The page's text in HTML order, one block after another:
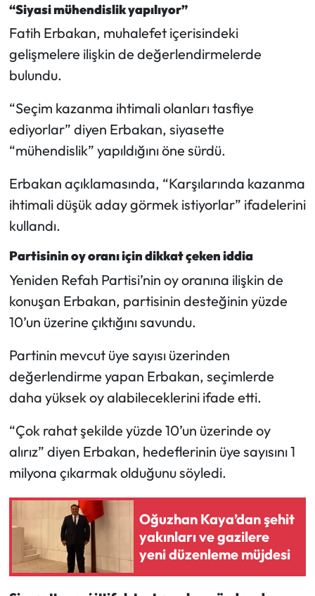
“Siyasi mühendislik yapılıyor”
Fatih Erbakan, muhalefet içerisindeki
gelişmelere ilişkin de değerlendirmelerde
bulundu.
“Seçim kazanma ihtimali olanları tasfiye
ediyorlar” diyen Erbakan, siyasette
“mühendislik” yapıldığını öne sürdü.
Erbakan açıklamasında, “Karşılarında kazanma
ihtimali düşük aday görmek istiyorlar” ifadelerini
kullandı.
Partisinin oy oranı için dikkat çeken iddia
Yeniden Refah Partisi’nin oy oranına ilişkin de
konuşan Erbakan, partisinin desteğinin yüzde
10’un üzerine çıktığını savundu.
Partinin mevcut üye sayısı üzerinden
değerlendirme yapan Erbakan, seçimlerde
daha yüksek oy alabileceklerini ifade etti.
“Çok rahat şekilde yüzde 10’un üzerinde oy
alırız” diyen Erbakan, hedeflerinin üye sayısını 1
milyona çıkarmak olduğunu söyledi.
Oğuzhan Kaya’dan şehit
yakınları ve gazilere
yeni düzenleme müjdesi